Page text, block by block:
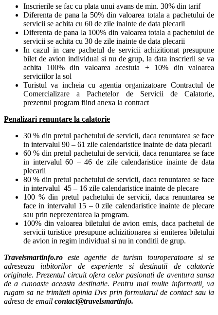
Inscrierile se fac cu plata unui avans de min. 30% din tarif
Diferenta de pana la 50% din valoarea totala a pachetului de
servicii se achita cu 60 de zile inainte de data plecarii
Diferenta de pana la 100% din valoarea totala a pachetului de
servicii se achita cu 30 de zile inainte de data plecarii
In cazul in care pachetul de servicii achizitionat presupune
bilet de avion individual si nu de grup, la data inscrierii se va
achita 100% din valoarea acestuia + 10% din valoarea
serviciilor la sol
Turistul va incheia cu agentia organizatoare Contractul de
Comercializare a Pachetelor de Servicii de Calatorie,
prezentul program fiind anexa la contract
Penalizari renuntare la calatorie
30 % din pretul pachetului de servicii, daca renuntarea se face
in intervalul 90 – 61 zile calendaristice inainte de data plecarii
60 % din pretul pachetului de servicii, daca renuntarea se face
in intervalul 60 – 46 de zile calendaristice inainte de data
plecarii
80 % din pretul pachetului de servicii, daca renuntarea se face
in intervalul 45 – 16 zile calendaristice inainte de plecare
100 % din pretul pachetului de servicii, daca renuntarea se
face in intervalul 15 – 0 zile calendaristice inainte de plecare
sau prin neprezentarea la program.
100% din valoarea biletului de avion emis, daca pachetul de
servicii turistice presupune achizitionarea si emiterea biletului
de avion in regim individual si nu in conditii de grup.
Travelsmartinfo.ro este agentie de turism touroperatoare si se
adreseaza iubitorilor de experiente si destinatii de calatorie
originale. Prezentul circuit ofera celor pasionati de aventura sansa
de a cunoaste aceasta destinatie. Pentru mai multe informatii, va
rugam sa ne trimiteti opinia Dvs prin formularul de contact sau la
adresa de email contact@travelsmartinfo.